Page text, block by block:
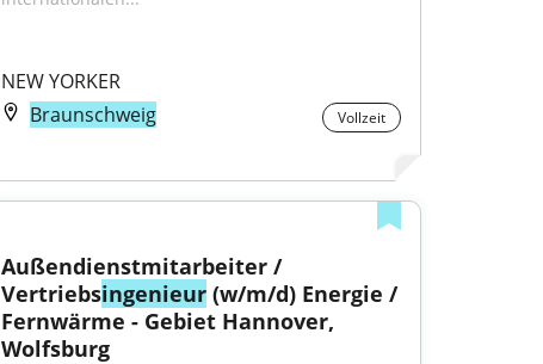
NEW YORKER
Braunschweig
Vollzeit
Außendienstmitarbeiter /
Vertriebsingenieur (w/m/d) Energie /
Fernwärme - Gebiet Hannover,
Wolfsburg